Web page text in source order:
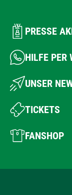
PRESSE
HILFE PER
UNSER
TICKETS
FANSHOP